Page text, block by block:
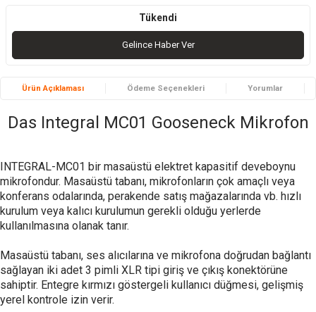
Tükendi
Gelince Haber Ver
Ürün Açıklaması Ödeme Seçenekleri Yorumlar
Das Integral MC01 Gooseneck Mikrofon
INTEGRAL-MC01 bir masaüstü elektret kapasitif deveboynu
mikrofondur. Masaüstü tabanı, mikrofonların çok amaçlı veya
konferans odalarında, perakende satış mağazalarında vb. hızlı
kurulum veya kalıcı kurulumun gerekli olduğu yerlerde
kullanılmasına olanak tanır.
Masaüstü tabanı, ses alıcılarına ve mikrofona doğrudan bağlantı
sağlayan iki adet 3 pimli XLR tipi giriş ve çıkış konektörüne
sahiptir. Entegre kırmızı göstergeli kullanıcı düğmesi, gelişmiş
yerel kontrole izin verir.